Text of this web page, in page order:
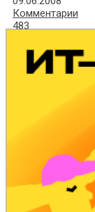
Комментарии
483